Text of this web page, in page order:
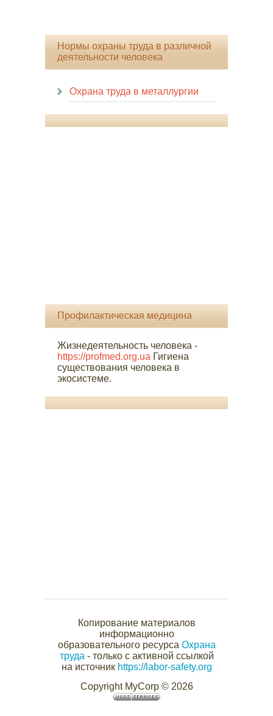
Нормы охраны труда в различной
деятельности человека
Охрана труда в металлургии
Профилактическая медицина
Жизнедеятельность человека -
https://profmed.org.ua Гигиена
существования человека в
экосистеме.
Копирование материалов
информационно
образовательного ресурса Охрана
труда - только с активной ссылкой
на источник https://labor-safety.org
Copyright MyCorp © 2026